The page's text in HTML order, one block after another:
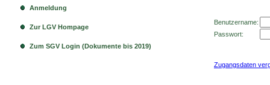
Anmeldung
Zur LGV Hompage
Zum SGV Login (Dokumente bis 2019)
Benutzername:
Passwort:
Zugangsdaten